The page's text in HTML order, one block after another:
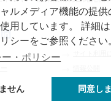
（
ルメディア機能の提供
用しています。 詳細
シーをご参照ください
・ポリシー
せん 同意し